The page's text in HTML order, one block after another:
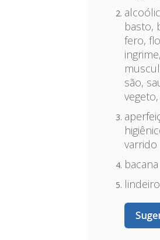
basto,
fero,
são,
varrido
bacana